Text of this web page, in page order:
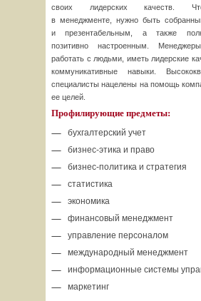
своих лидерских качеств.
в менеджменте, нужно быть
и презентабельным, а также
позитивно настроенным.
работать с людьми, иметь лидерские
коммуникативные навыки.
специалисты нацелены на помощь
ее целей.
Профилирующие предметы:
бухгалтерский учет
бизнес-этика и право
бизнес-политика и стратегия
статистика
экономика
финансовый менеджмент
управление персоналом
международный менеджмент
информационные системы
маркетинг